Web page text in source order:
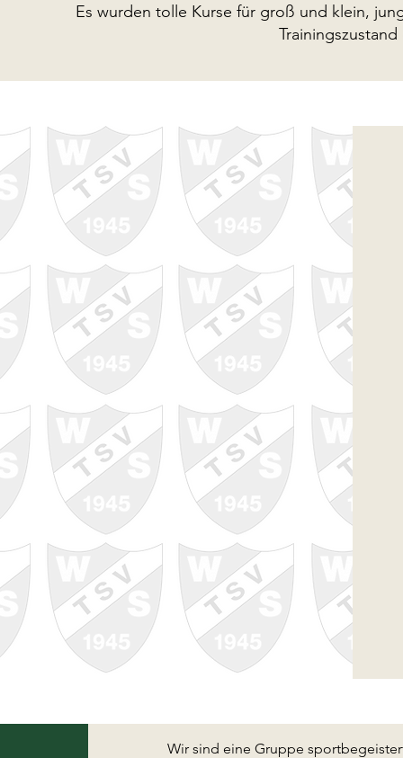
Es wurden tolle Kurse für groß und klein,
Wir sind eine Gruppe